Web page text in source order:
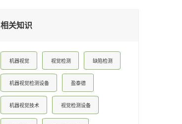
相关知识
机器视觉 视觉检测 缺陷检测
机器视觉检测设备 盈泰德
机器视觉技术 视觉检测设备